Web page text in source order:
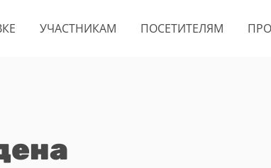
УЧАСТНИКАМ ПОСЕТИТЕЛЯМ